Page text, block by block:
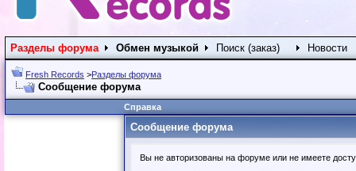
Разделы форума Обмен музыкой Поиск (заказ) Новости
Fresh Records >Разделы форума
Сообщение форума
Справка
Сообщение форума
Вы не авторизованы на форуме или не имеете